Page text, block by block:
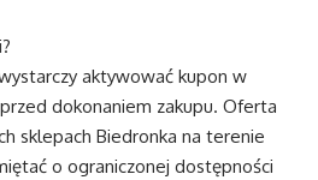
aktywować kupon w
dokonaniem zakupu. Oferta
sklepach Biedronka na terenie
o ograniczonej dostępności